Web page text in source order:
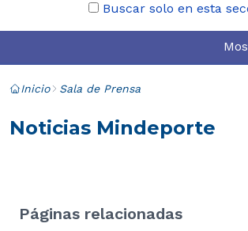
Buscar solo en esta
Inicio Sala de Prensa
Noticias Mindeporte
Páginas relacionadas